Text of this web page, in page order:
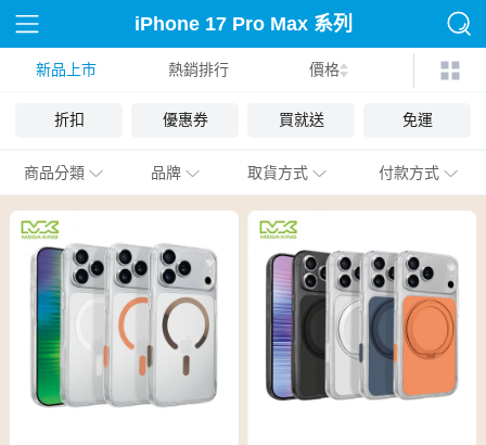
iPhone 17 Pro Max 系列
殼套
新品上市 熱銷排行 價格
折扣 優惠券 買就送 免運
商品分類 品牌 取貨方式 付款方式